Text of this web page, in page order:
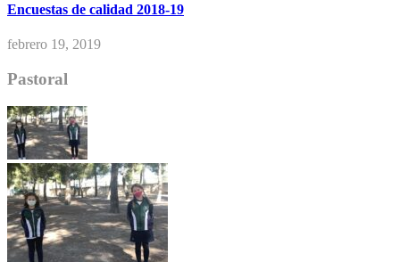
Encuestas de calidad 2018-19
febrero 19, 2019
Pastoral